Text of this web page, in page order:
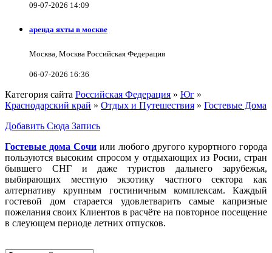
09-07-2026 14:09
аренда яхты в москве
Москва, Москва Российская Федерация
06-07-2026 16:36
Категория сайта Российская Федерация » Юг »
Краснодарский край » Отдых и Путешествия » Гостевые Дома
Добавить Сюда Запись
Гостевые дома Сочи или любого другого курортного города
пользуются высоким спросом у отдыхающих из Росии, стран
бывшего СНГ и даже туристов дальнего зарубежья,
выбирающих местную экзотику частного сектора как
алтернативу крупным гостиничным комплексам. Каждый
гостевой дом старается удовлетварить самые капризные
пожелания своих Клиентов в расчёте на повторное посещение
в слеующем периоде летних отпусков.